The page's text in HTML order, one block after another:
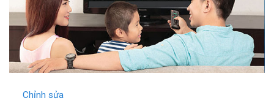
Chỉnh sửa